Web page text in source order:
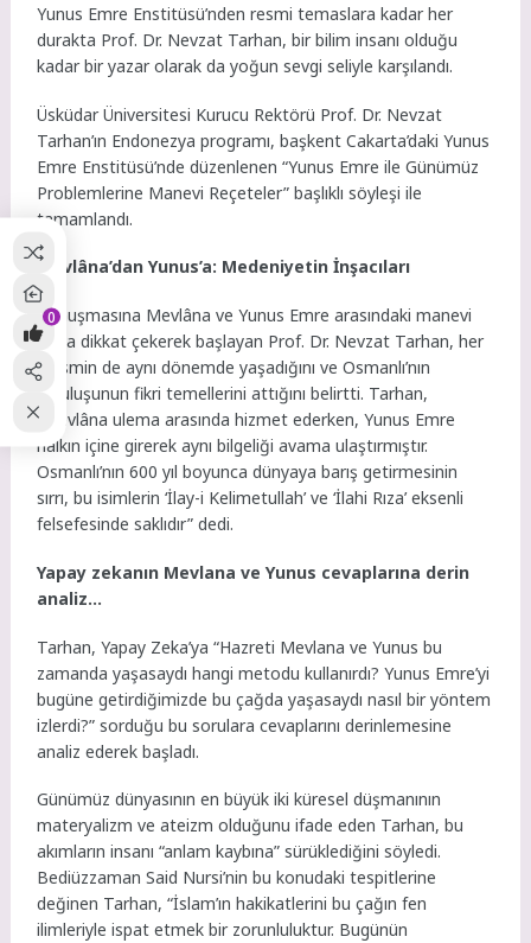
Yunus Emre Enstitüsü’nden resmi temaslara kadar her
durakta Prof. Dr. Nevzat Tarhan, bir bilim insanı olduğu
kadar bir yazar olarak da yoğun sevgi seliyle karşılandı.
Üsküdar Üniversitesi Kurucu Rektörü Prof. Dr. Nevzat
Tarhan’ın Endonezya programı, başkent Cakarta’daki Yunus
Emre Enstitüsü’nde düzenlenen “Yunus Emre ile Günümüz
Problemlerine Manevi Reçeteler” başlıklı söyleşi ile
tamamlandı.
Mevlâna’dan Yunus’a: Medeniyetin İnşacıları
Konuşmasına Mevlâna ve Yunus Emre arasındaki manevi
bağa dikkat çekerek başlayan Prof. Dr. Nevzat Tarhan, her
iki ismin de aynı dönemde yaşadığını ve Osmanlı’nın
kuruluşunun fikri temellerini attığını belirtti. Tarhan,
“Mevlâna ulema arasında hizmet ederken, Yunus Emre
halkın içine girerek aynı bilgeliği avama ulaştırmıştır.
Osmanlı’nın 600 yıl boyunca dünyaya barış getirmesinin
sırrı, bu isimlerin ‘İlay-i Kelimetullah’ ve ‘İlahi Rıza’ eksenli
felsefesinde saklıdır” dedi.
Yapay zekanın Mevlana ve Yunus cevaplarına derin
analiz…
Tarhan, Yapay Zeka’ya “Hazreti Mevlana ve Yunus bu
zamanda yaşasaydı hangi metodu kullanırdı? Yunus Emre’yi
bugüne getirdiğimizde bu çağda yaşasaydı nasıl bir yöntem
izlerdi?” sorduğu bu sorulara cevaplarını derinlemesine
analiz ederek başladı.
Günümüz dünyasının en büyük iki küresel düşmanının
materyalizm ve ateizm olduğunu ifade eden Tarhan, bu
akımların insanı “anlam kaybına” sürüklediğini söyledi.
Bediüzzaman Said Nursi’nin bu konudaki tespitlerine
değinen Tarhan, “İslam’ın hakikatlerini bu çağın fen
ilimleriyle ispat etmek bir zorunluluktur. Bugünün
0